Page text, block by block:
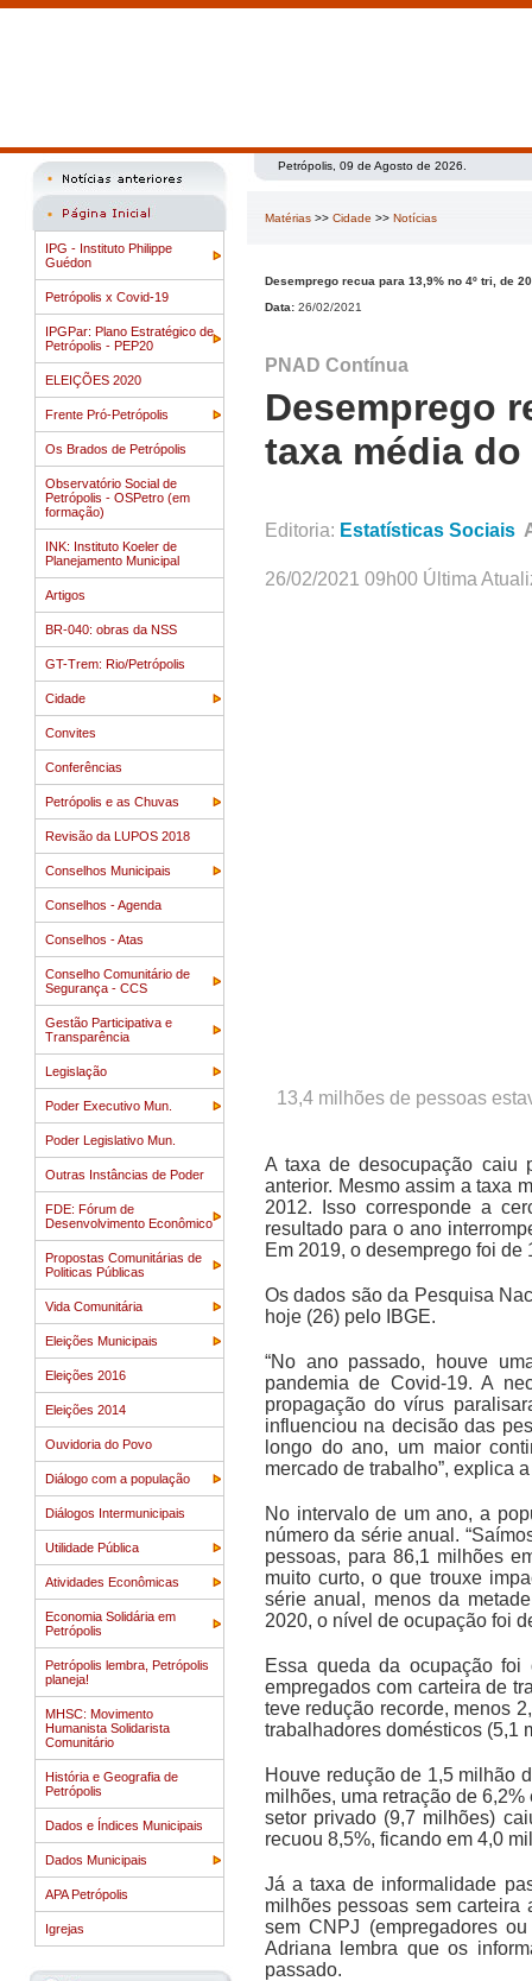
IPG - Instituto Philippe
Guédon
Petrópolis x Covid-19
IPGPar: Plano Estratégico de
Petrópolis - PEP20
ELEIÇÕES 2020
Frente Pró-Petrópolis
Os Brados de Petrópolis
Observatório Social de
Petrópolis - OSPetro (em
formação)
INK: Instituto Koeler de
Planejamento Municipal
Artigos
BR-040: obras da NSS
GT-Trem: Rio/Petrópolis
Cidade
Convites
Conferências
Petrópolis e as Chuvas
Revisão da LUPOS 2018
Conselhos Municipais
Conselhos - Agenda
Conselhos - Atas
Conselho Comunitário de
Segurança - CCS
Gestão Participativa e
Transparência
Legislação
Poder Executivo Mun.
Poder Legislativo Mun.
Outras Instâncias de Poder
FDE: Fórum de
Desenvolvimento Econômico
Propostas Comunitárias de
Politicas Públicas
Vida Comunitária
Eleições Municipais
Eleições 2016
Eleições 2014
Ouvidoria do Povo
Diálogo com a população
Diálogos Intermunicipais
Utilidade Pública
Atividades Econômicas
Economia Solidária em
Petrópolis
Petrópolis lembra, Petrópolis
planeja!
MHSC: Movimento
Humanista Solidarista
Comunitário
História e Geografia de
Petrópolis
Dados e Índices Municipais
Dados Municipais
APA Petrópolis
Igrejas
Petrópolis, 09 de Agosto de 2026.
Matérias >> Cidade >> Notícias
Desemprego recua para 13,9% no 4º tri, de
Data: 26/02/2021
PNAD Contínua
Desemprego
taxa média do
Editoria: Estatísticas Sociais
26/02/2021 09h00 Última
13,4 milhões de pessoas
A taxa de desocupação caiu
anterior. Mesmo assim a taxa
2012. Isso corresponde a
resultado para o ano
Em 2019, o desemprego foi de
Os dados são da Pesquisa
hoje (26) pelo IBGE.
“No ano passado, houve
pandemia de Covid-19. A
propagação do vírus
influenciou na decisão das
longo do ano, um maior
mercado de trabalho”, explica
No intervalo de um ano, a
número da série anual.
pessoas, para 86,1 milhões
muito curto, o que trouxe
série anual, menos da
2020, o nível de ocupação foi
Essa queda da ocupação
empregados com carteira de
teve redução recorde, menos
trabalhadores domésticos (5,1
Houve redução de 1,5 milhão
milhões, uma retração de
setor privado (9,7 milhões)
recuou 8,5%, ficando em 4,0
Já a taxa de informalidade
milhões pessoas sem carteira
sem CNPJ (empregadores
Adriana lembra que os
passado.